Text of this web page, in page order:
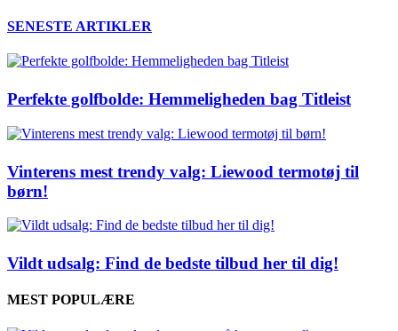
SENESTE ARTIKLER
Perfekte golfbolde: Hemmeligheden bag Titleist
Vinterens mest trendy valg: Liewood termotøj til
børn!
Vildt udsalg: Find de bedste tilbud her til dig!
MEST POPULÆRE